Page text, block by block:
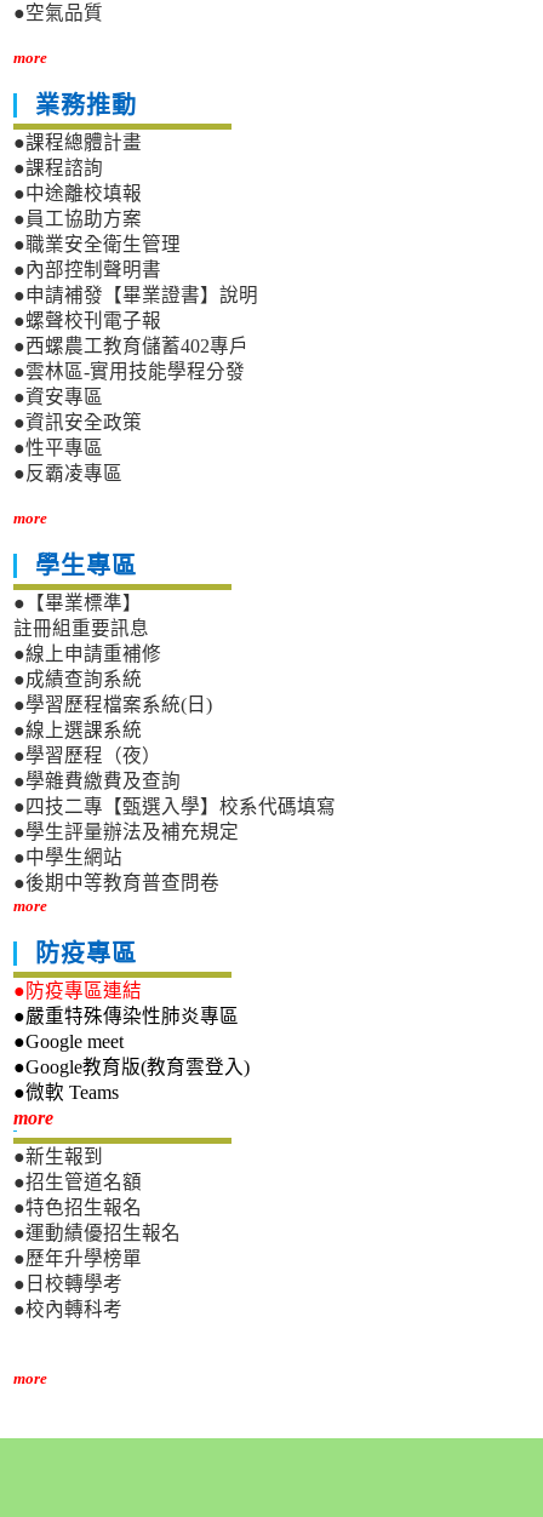
●空氣品質
more
業務推動
●課程總體計畫
●課程諮詢
●中途離校填報
●員工協助方案
●職業安全衛生管理
●內部控制聲明書
●申請補發【畢業證書】說明
●螺聲校刊電子報
●西螺農工教育儲蓄402專戶
●雲林區-實用技能學程分發
●資安專區
●資訊安全政策
●性平專區
●反霸凌專區
more
學生專區
●【畢業標準】
註冊組重要訊息
●線上申請重補修
●成績查詢系統
●學習歷程檔案系統(日)
●線上選課系統
●學習歷程（夜）
●學雜費繳費及查詢
●四技二專【甄選入學】校系代碼填寫
●學生評量辦法及補充規定
●中學生網站
●後期中等教育普查問卷
more
防疫專區
●防疫專區連結
●嚴重特殊傳染性肺炎專區
●Google meet
●Google教育版(教育雲登入)
●微軟 Teams
more新生專區
●新生報到
●招生管道名額
●特色招生報名
●運動績優招生報名
●歷年升學榜單
●日校轉學考
●校內轉科考
more